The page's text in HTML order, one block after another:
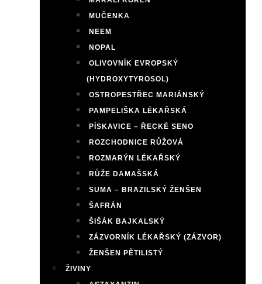
MUČENKA
NEEM
NOPAL
OLIVOVNÍK EVROPSKÝ
(HYDROXYTYROSOL)
OSTROPESTŘEC MARIÁNSKÝ
PAMPELIŠKA LÉKAŘSKÁ
PÍSKAVICE – ŘECKÉ SENO
ROZCHODNICE RŮŽOVÁ
ROZMARÝN LÉKAŘSKÝ
RŮŽE DAMAŠSKÁ
SUMA – BRAZILSKÝ ŽENŠEN
ŠAFRÁN
ŠIŠÁK BAJKALSKÝ
ZÁZVORNÍK LÉKAŘSKÝ (ZÁZVOR)
ŽENŠEN PĚTILISTÝ
ŽIVINY